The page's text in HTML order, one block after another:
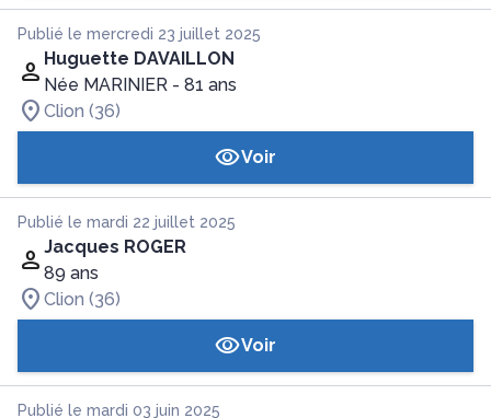
Publié le mercredi 23 juillet 2025
Huguette DAVAILLON
Née MARINIER - 81 ans
Clion (36)
Voir
Publié le mardi 22 juillet 2025
Jacques ROGER
89 ans
Clion (36)
Voir
Publié le mardi 03 juin 2025